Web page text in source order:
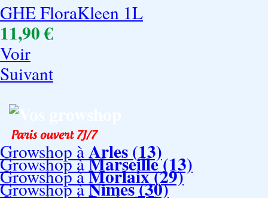
GHE FloraKleen 1L
11,90 €
Voir
Suivant
Growshop àArles (13)
Growshop àMarseille (13)
Growshop àMorlaix (29)
Growshop àNimes (30)